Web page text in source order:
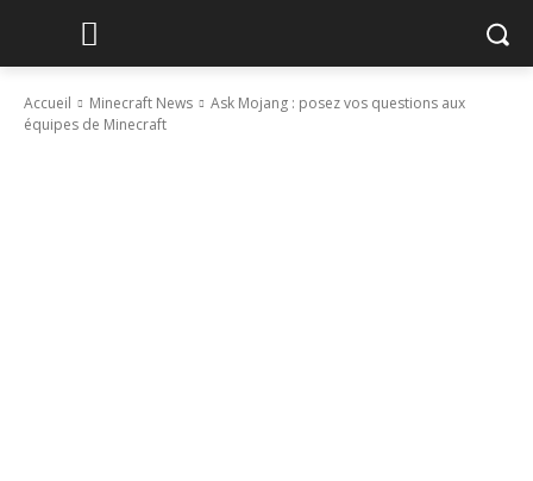
Accueil Minecraft News
Ask Mojang : posez vos questions aux
équipes de Minecraft